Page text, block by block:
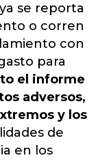
se reporta
o corren
con
para
el informe
adversos,
y los
de
en los